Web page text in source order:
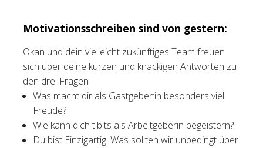
Motivationsschreiben sind von gestern:
Okan und dein vielleicht zukünftiges Team freuen
sich über deine kurzen und knackigen Antworten zu
den drei Fragen
Was macht dir als Gastgeber:in besonders viel
Freude?
Wie kann dich tibits als Arbeitgeberin begeistern?
Du bist Einzigartig! Was sollten wir unbedingt über